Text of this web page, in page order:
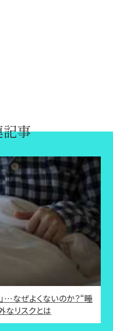
事
…なぜよくないのか？“睡
なリスクとは